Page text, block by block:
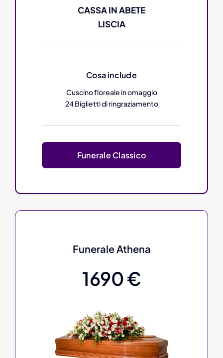
CASSA IN ABETE
LISCIA
Cosa include
Cuscino floreale in omaggio
24 Biglietti di ringraziamento
Funerale Classico
Funerale Athena
1690 €